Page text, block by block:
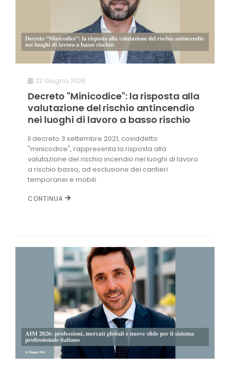
22 Giugno, 2026
Decreto "Minicodice": la risposta alla
valutazione del rischio antincendio
nei luoghi di lavoro a basso rischio
Il decreto 3 settembre 2021, cosiddetto
"minicodice", rappresenta la risposta alla
valutazione del rischio incendio nei luoghi di lavoro
a rischio basso, ad esclusione dei cantieri
temporanei e mobili.
CONTINUA